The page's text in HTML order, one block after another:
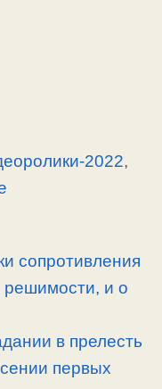
2022,
сопротивления
решимости, и о
в прелесть
первых